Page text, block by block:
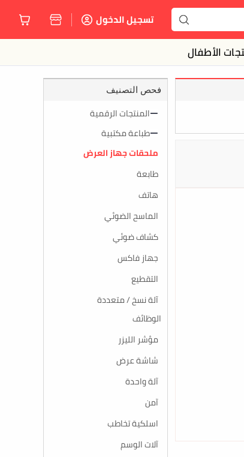
تسجيل الدخول
الأطفال
فحص التصنيف
المنتجات الرقمية
طباعة مكتبية
ملحقات جهاز العرض
طابعة
هاتف
الماسح الضوئي
كشاف ضوئي
جهاز فاكس
التقطيع
آلة نسخ / متعددة
الوظائف
مؤشر الليزر
شاشة عرض
آلة واحدة
آمن
اسلكية تخاطب
آلات الوسم